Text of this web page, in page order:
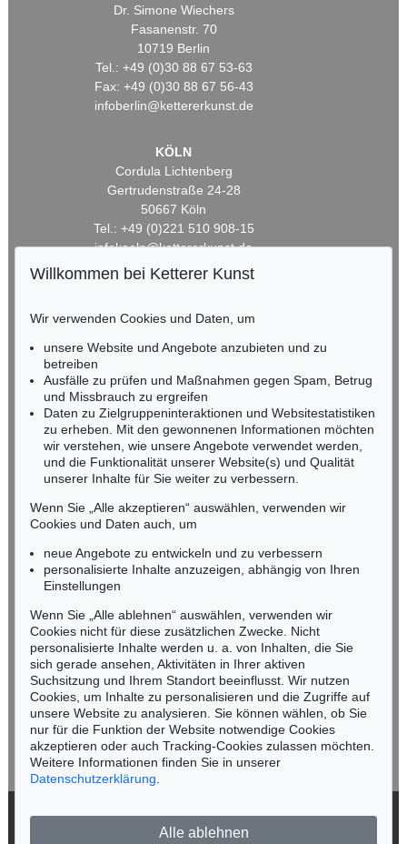
Dr. Simone Wiechers
Fasanenstr. 70
10719 Berlin
Tel.: +49 (0)30 88 67 53-63
Fax: +49 (0)30 88 67 56-43
infoberlin@kettererkunst.de
KÖLN
Cordula Lichtenberg
Gertrudenstraße 24-28
50667 Köln
Tel.: +49 (0)221 510 908-15
infokoeln@kettererkunst.de
HESSEN
Miriam Heß
Tel.: +49 (0)62 21 58 80-038
Fax: +49 (0)62 21 58 80-595
infoheidelberg@kettererkunst.de
NORDDEUTSCHLAND
Nico Kassel, M.A.
Mobil: +49 (0)171 8618661
n.kassel@kettererkunst.de
Keine Auktion mehr verpassen!
Wir informieren Sie rechtzeitig.
Jetzt zum Newsletter anmelden >
Willkommen bei Ketterer Kunst
Wir verwenden Cookies und Daten, um
unsere Website und Angebote anzubieten und zu
betreiben
Ausfälle zu prüfen und Maßnahmen gegen Spam, Betrug
und Missbrauch zu ergreifen
Daten zu Zielgruppeninteraktionen und Websitestatistiken
zu erheben. Mit den gewonnenen Informationen möchten
wir verstehen, wie unsere Angebote verwendet werden,
und die Funktionalität unserer Website(s) und Qualität
unserer Inhalte für Sie weiter zu verbessern.
Wenn Sie „Alle akzeptieren“ auswählen, verwenden wir
Cookies und Daten auch, um
neue Angebote zu entwickeln und zu verbessern
personalisierte Inhalte anzuzeigen, abhängig von Ihren
Einstellungen
Wenn Sie „Alle ablehnen“ auswählen, verwenden wir
Cookies nicht für diese zusätzlichen Zwecke. Nicht
personalisierte Inhalte werden u. a. von Inhalten, die Sie
sich gerade ansehen, Aktivitäten in Ihrer aktiven
Suchsitzung und Ihrem Standort beeinflusst. Wir nutzen
Cookies, um Inhalte zu personalisieren und die Zugriffe auf
unsere Website zu analysieren. Sie können wählen, ob Sie
nur für die Funktion der Website notwendige Cookies
akzeptieren oder auch Tracking-Cookies zulassen möchten.
Weitere Informationen finden Sie in unserer
Datenschutzerklärung
Alle ablehnen